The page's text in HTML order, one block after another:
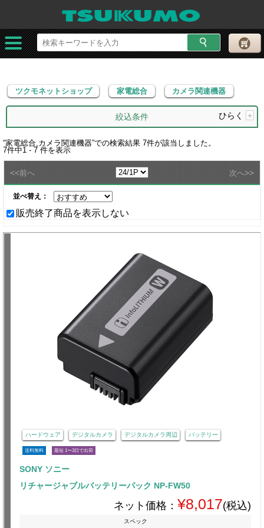
ツクモネットショップ 家電総合 カメラ関連機器
ツクモネットショップ 家電総合 カメラ関連機器
絞込条件 ひらく +
“家電総合,カメラ関連機器”での検索結果 7件が該当しました。
7件中1 - 7 件を表示
<<前へ 次へ>>
並べ替え：
販売終了商品を表示しない
ハードウェア デジタルカメラ デジタルカメラ周辺 バッテリー
送料無料 最短 1〜3日で出荷
SONY ソニー
リチャージャブルバッテリーパック NP-FW50
ネット価格： ¥8,017(税込)
スペック